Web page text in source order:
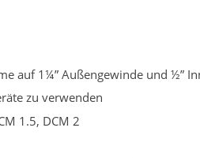
auf 1¼” Außengewinde und ½”
zu verwenden
1.5, DCM 2